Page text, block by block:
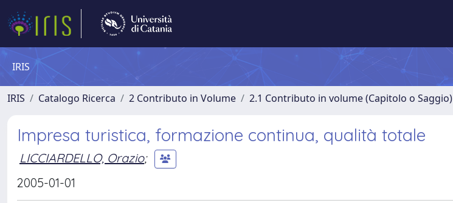
IRIS
IRIS Catalogo Ricerca 2 Contributo in Volume 2.1 Contributo in volume (Capitolo o Saggio)
Impresa turistica, formazione continua, qualità totale
LICCIARDELLO, Orazio;
2005-01-01